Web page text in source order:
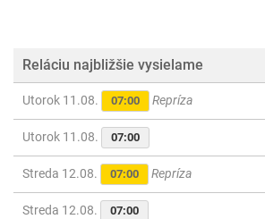
Reláciu najbližšie vysielame
Utorok 11.08. 07:00 Repríza
Utorok 11.08. 07:00
Streda 12.08. 07:00 Repríza
Streda 12.08. 07:00